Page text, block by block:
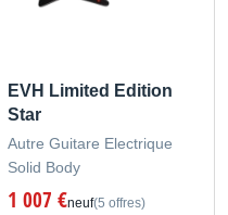
EVH Limited Edition
Star
Autre Guitare Electrique
Solid Body
1 007 €neuf(5 offres)